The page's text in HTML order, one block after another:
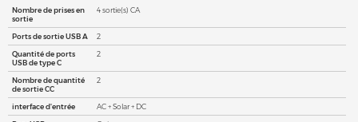
Nombre de prises en
sortie
4 sortie(s) CA
Ports de sortie USB A
2
Quantité de ports
USB de type C
2
Nombre de quantité
de sortie CC
2
interface d'entrée
AC + Solar + DC